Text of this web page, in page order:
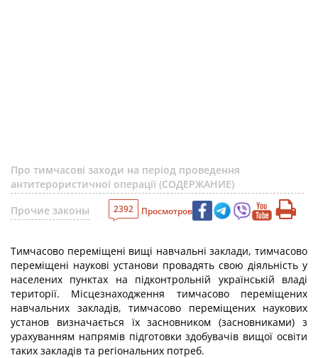
Про тимчасові заходи на період проведення
антитерористичної операції (СОДЕРЖАНИЕ)
Прочие законы
2392 Просмотров
Тимчасово переміщені вищі навчальні заклади, тимчасово
переміщені наукові установи провадять свою діяльність у
населених пунктах на підконтрольній українській владі
території. Місцезнаходження тимчасово переміщених
навчальних закладів, тимчасово переміщених наукових
установ визначається їх засновником (засновниками) з
урахуванням напрямів підготовки здобувачів вищої освіти
таких закладів та регіональних потреб.